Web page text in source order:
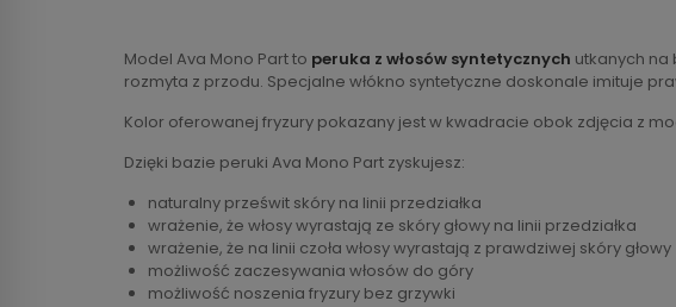
Model Ava Mono Part to peruka z włosów syntetycznych utkanych na
rozmyta z przodu. Specjalne włókno syntetyczne doskonale imituje
Kolor oferowanej fryzury pokazany jest w kwadracie obok zdjęcia z
Dzięki bazie peruki Ava Mono Part zyskujesz:
naturalny prześwit skóry na linii przedziałka
wrażenie, że włosy wyrastają ze skóry głowy na linii przedziałka
wrażenie, że na linii czoła włosy wyrastają z prawdziwej skóry głowy
możliwość zaczesywania włosów do góry
możliwość noszenia fryzury bez grzywki